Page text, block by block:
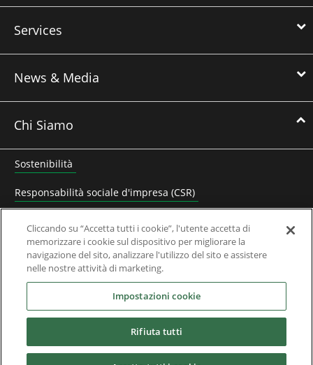
Services
News & Media
Chi Siamo
Sostenibilità
Responsabilità sociale d'impresa (CSR)
Contatta Nidec Control Techniques
Domande Frequenti
Cliccando su “Accetta tutti i cookie”, l'utente accetta di
memorizzare i cookie sul dispositivo per migliorare la
navigazione del sito, analizzare l'utilizzo del sito e assistere
nelle nostre attività di marketing.
Impostazioni cookie
Rifiuta tutti